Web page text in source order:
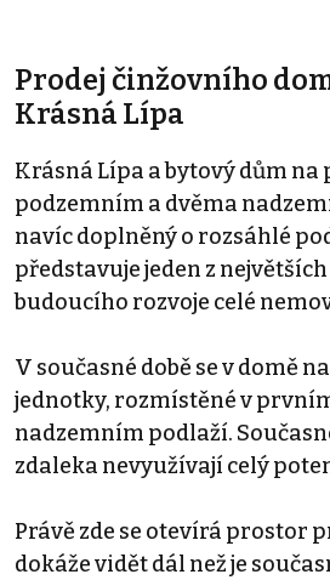
Prodej činžovního
Krásná Lípa
Krásná Lípa a bytový dům na
podzemním a dvěma
navíc doplněný o rozsáhlé
představuje jeden z
budoucího rozvoje celé
V současné době se v domě
jednotky, rozmístěné v
nadzemním podlaží.
zdaleka nevyužívají celý
Právě zde se otevírá prostor
dokáže vidět dál než je